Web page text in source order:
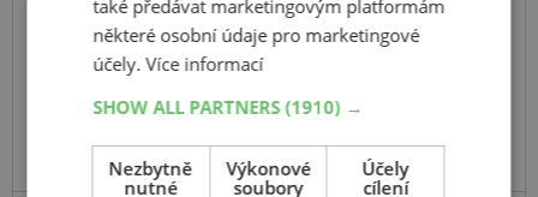
195 65 R15 95T
také předávat marketingovým platformám
některé osobní údaje pro marketingové
účely.Více informací
SHOW ALL PARTNERS(1910) →
Nezbytně
nutné
Výkonové
soubory
Účely
cílení